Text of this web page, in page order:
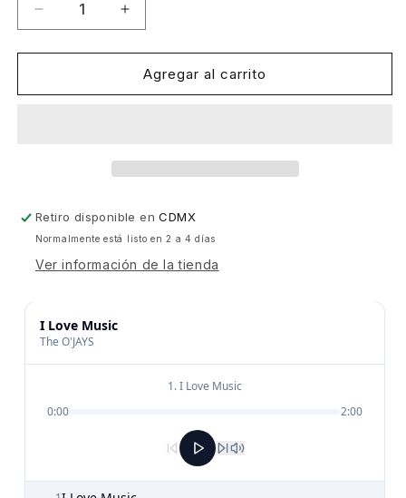
Reducir
cantidad
para
O&#39;Jays
Records]
Aumentar
cantidad
para
The
O&#39;Jays
Records]
Agregar al carrito
Retiro disponible enCDMX
Normalmente está listo en 2 a 4 días
Ver información de la tienda